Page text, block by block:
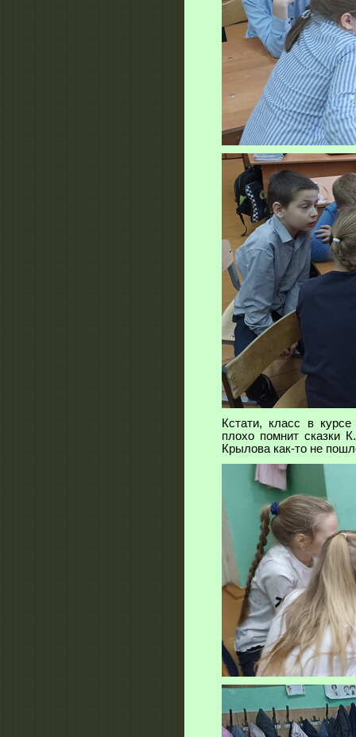
Кстати, класс в курсе
плохо помнит сказки
Крылова как-то не